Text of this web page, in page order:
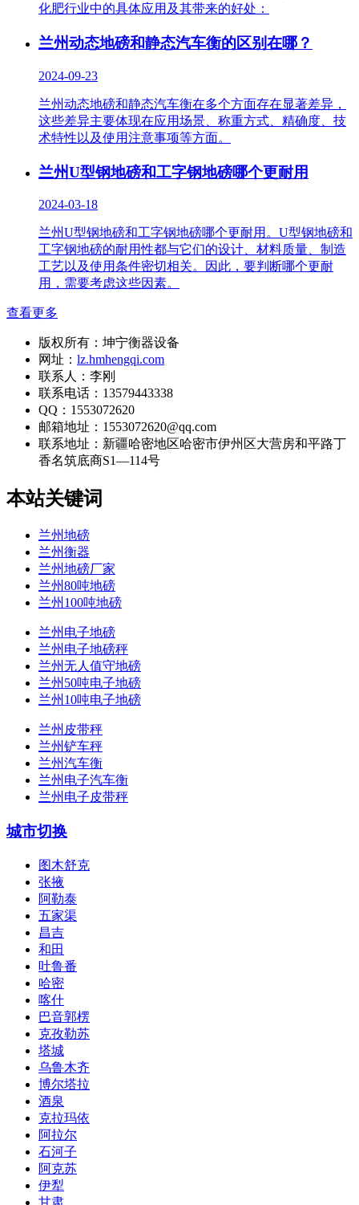
化肥行业中的具体应用及其带来的好处：
兰州动态地磅和静态汽车衡的区别在哪？
2024-09-23
兰州动态地磅和静态汽车衡在多个方面存在显著差异，
这些差异主要体现在应用场景、称重方式、精确度、技
术特性以及使用注意事项等方面。
兰州U型钢地磅和工字钢地磅哪个更耐用
2024-03-18
兰州U型钢地磅和工字钢地磅哪个更耐用。U型钢地磅和
工字钢地磅的耐用性都与它们的设计、材料质量、制造
工艺以及使用条件密切相关。因此，要判断哪个更耐
用，需要考虑这些因素。
查看更多
版权所有：坤宁衡器设备
网址： lz.hmhengqi.com
联系人：李刚
联系电话：13579443338
QQ：1553072620
邮箱地址：1553072620@qq.com
联系地址： 新疆哈密地区哈密市伊州区大营房和平路丁
香名筑底商S1—114号
本站关键词
兰州地磅
兰州衡器
兰州地磅厂家
兰州80吨地磅
兰州100吨地磅
兰州电子地磅
兰州电子地磅秤
兰州无人值守地磅
兰州50吨电子地磅
兰州10吨电子地磅
兰州皮带秤
兰州铲车秤
兰州汽车衡
兰州电子汽车衡
兰州电子皮带秤
城市切换
图木舒克
张掖
阿勒泰
五家渠
昌吉
和田
吐鲁番
哈密
喀什
巴音郭楞
克孜勒苏
塔城
乌鲁木齐
博尔塔拉
酒泉
克拉玛依
阿拉尔
石河子
阿克苏
伊犁
甘肃